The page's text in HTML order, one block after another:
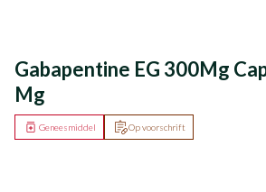
Gabapentine EG 300Mg
Mg
Op voorschrift
Geneesmiddel